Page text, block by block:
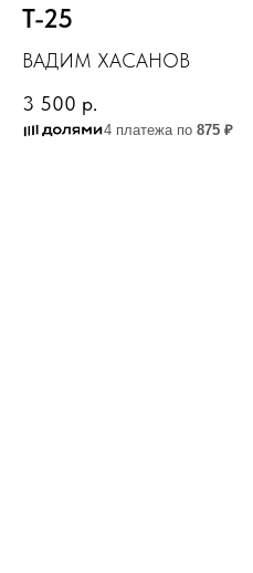
Т-25
ВАДИМ ХАСАНОВ
3 500 р.
4 платежа по 875 ₽